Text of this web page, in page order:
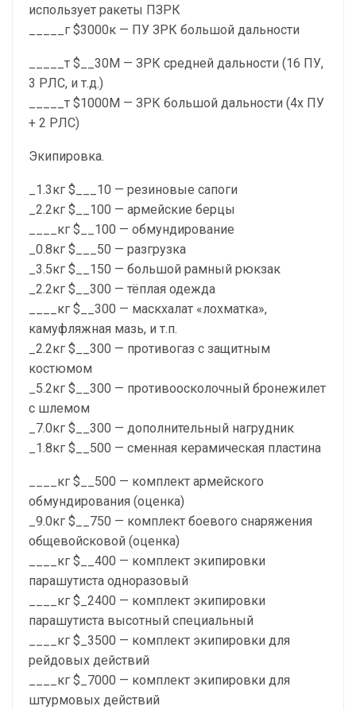
использует ракеты ПЗРК
_____г $3000к — ПУ ЗРК большой дальности
_____т $__30М — ЗРК средней дальности (16 ПУ,
3 РЛС, и т.д.)
_____т $1000М — ЗРК большой дальности (4х ПУ
+ 2 РЛС)
Экипировка.
_1.3кг $___10 — резиновые сапоги
_2.2кг $__100 — армейские берцы
____кг $__100 — обмундирование
_0.8кг $___50 — разгрузка
_3.5кг $__150 — большой рамный рюкзак
_2.2кг $__300 — тёплая одежда
____кг $__300 — маскхалат «лохматка»,
камуфляжная мазь, и т.п.
_2.2кг $__300 — противогаз с защитным
костюмом
_5.2кг $__300 — противоосколочный бронежилет
с шлемом
_7.0кг $__300 — дополнительный нагрудник
_1.8кг $__500 — сменная керамическая пластина
____кг $__500 — комплект армейского
обмундирования (оценка)
_9.0кг $__750 — комплект боевого снаряжения
общевойсковой (оценка)
____кг $__400 — комплект экипировки
парашутиста одноразовый
____кг $_2400 — комплект экипировки
парашутиста высотный специальный
____кг $_3500 — комплект экипировки для
рейдовых действий
____кг $_7000 — комплект экипировки для
штурмовых действий